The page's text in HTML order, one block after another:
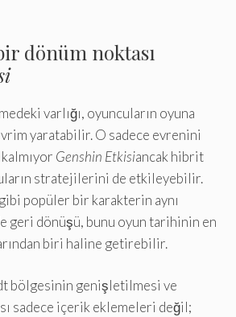
dönüm noktası
varlığı, oyuncuların oyuna
yaratabilir. O sadece evrenini
Genshin Etkisiancak hibrit
stratejilerini de etkileyebilir.
popüler bir karakterin aynı
geri dönüşü, bunu oyun tarihinin en
biri haline getirebilir.
bölgesinin genişletilmesi ve
sadece içerik eklemeleri değil;